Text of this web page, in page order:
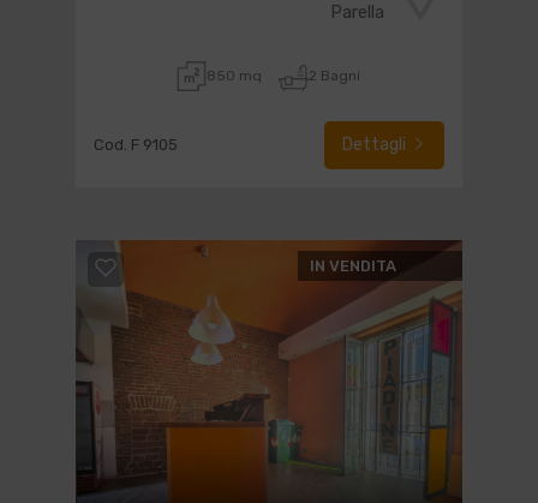
Parella
850 mq 2 Bagni
Cod. F 9105 Dettagli
IN VENDITA